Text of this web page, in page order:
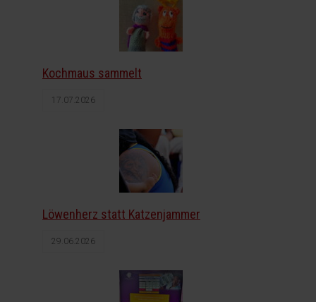
Kochmaus sammelt
17.07.2026
Löwenherz statt Katzenjammer
29.06.2026